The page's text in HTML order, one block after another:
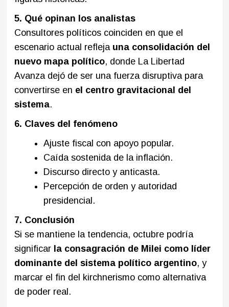
5. Qué opinan los analistas
Consultores políticos coinciden en que el
escenario actual refleja una consolidación del
nuevo mapa político, donde La Libertad
Avanza dejó de ser una fuerza disruptiva para
convertirse en el centro gravitacional del
sistema.
6. Claves del fenómeno
Ajuste fiscal con apoyo popular.
Caída sostenida de la inflación.
Discurso directo y anticasta.
Percepción de orden y autoridad
presidencial.
7. Conclusión
Si se mantiene la tendencia, octubre podría
significar la consagración de Milei como líder
dominante del sistema político argentino, y
marcar el fin del kirchnerismo como alternativa
de poder real.